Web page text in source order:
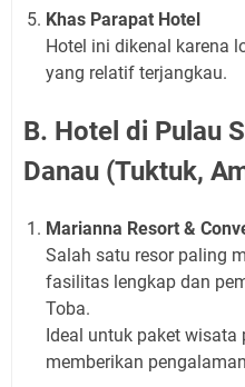
Khas Parapat Hotel
Hotel ini dikenal karena
yang relatif terjangkau.
B. Hotel di Pulau
Danau (Tuktuk,
Marianna Resort &
Salah satu resor paling
fasilitas lengkap dan
Toba.
Ideal untuk paket
memberikan